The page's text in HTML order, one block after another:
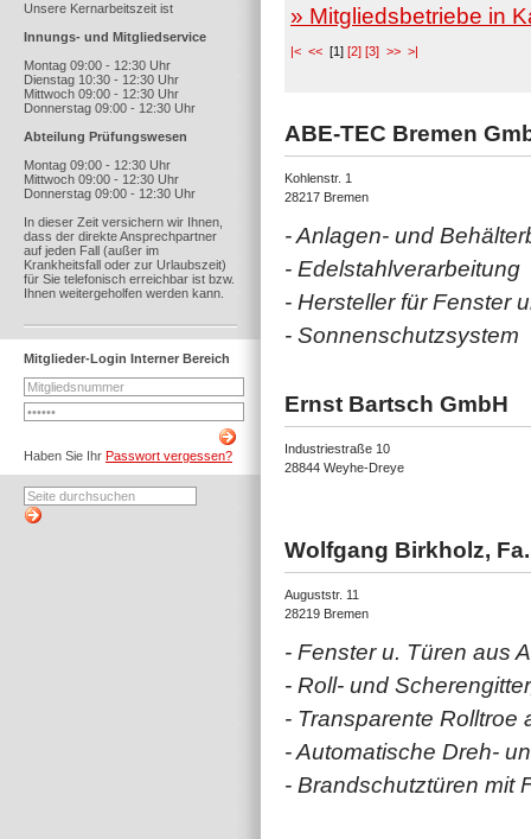
Unsere Kernarbeitszeit ist
Innungs- und Mitgliedservice
Montag 09:00 - 12:30 Uhr
Dienstag 10:30 - 12:30 Uhr
Mittwoch 09:00 - 12:30 Uhr
Donnerstag 09:00 - 12:30 Uhr
Abteilung Prüfungswesen
Montag 09:00 - 12:30 Uhr
Mittwoch 09:00 - 12:30 Uhr
Donnerstag 09:00 - 12:30 Uhr
In dieser Zeit versichern wir Ihnen,
dass der direkte Ansprechpartner
auf jeden Fall (außer im
Krankheitsfall oder zur Urlaubszeit)
für Sie telefonisch erreichbar ist bzw.
Ihnen weitergeholfen werden kann.
Mitglieder-Login Interner Bereich
Haben Sie Ihr Passwort vergessen?
» Mitgliedsbetriebe in
|< << [1] [2] [3] >> >|
ABE-TEC Bremen
Kohlenstr. 1
28217 Bremen
- Anlagen- und
- Edelstahlverarbeitung
- Hersteller für Fenster
- Sonnenschutzsystem
Ernst Bartsch GmbH
Industriestraße 10
28844 Weyhe-Dreye
Wolfgang Birkholz,
Auguststr. 11
28219 Bremen
- Fenster u. Türen aus
- Roll- und
- Transparente Rolltroe
- Automatische Dreh-
- Brandschutztüren mit